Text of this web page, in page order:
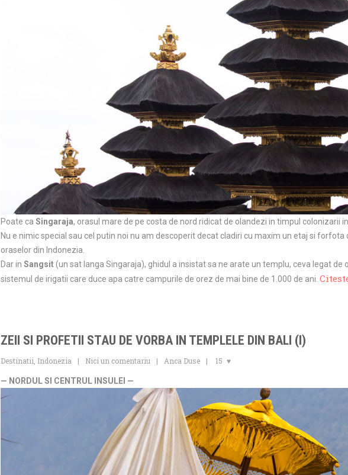
Poate ca Singaraja, orasul mare de pe costa de nord ridicat de olandezi in timpul colonizarii
Nu e nimic special sau cel putin noi nu am descoperit decat cladiri cu maxim un etaj si
oraselor din Indonezia.
Dar in Sangsit(un sat langa Singaraja), ghidul a insistat sa ne arate un templu, ceva legat de
sistemul de irigatii care duce apa catre campurile de orez de mai bine de 1.000 de ani.
ZEII SI PROFETII STAU DE VORBA IN TEMPLELE DIN BALI (I)
Destinatii Indonezia Nici un comentariu Anca Duse 15
— NORDUL SI CENTRUL INSULEI —